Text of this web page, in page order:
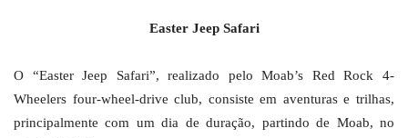
Easter Jeep Safari
O “Easter Jeep Safari”, realizado pelo Moab’s Red Rock 4-
Wheelers four-wheel-drive club, consiste em aventuras e trilhas,
principalmente com um dia de duração, partindo de Moab, no